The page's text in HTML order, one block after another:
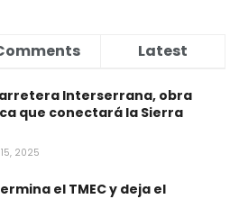
Latest
Interserrana, obra
que conectará la Sierra
15, 2025
el TMEC y deja el